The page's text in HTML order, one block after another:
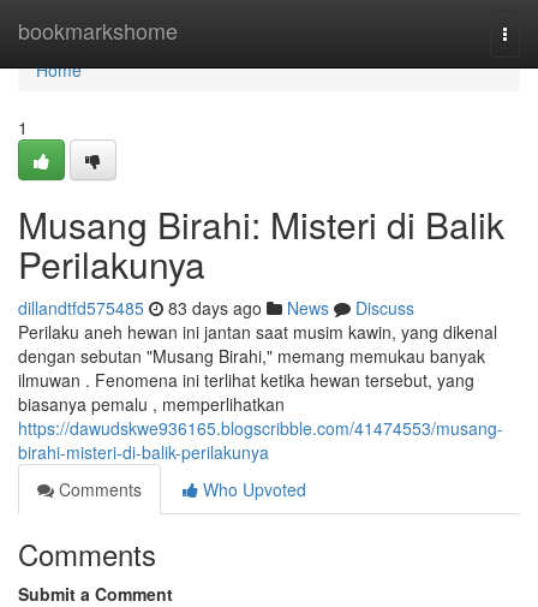
bookmarkshome
Home
Home
1
Musang Birahi: Misteri di Balik
Perilakunya
dillandtfd575485 83 days ago News
Discuss
Perilaku aneh hewan ini jantan saat musim kawin, yang dikenal
dengan sebutan "Musang Birahi," memang memukau banyak
ilmuwan . Fenomena ini terlihat ketika hewan tersebut, yang
biasanya pemalu , memperlihatkan
https://dawudskwe936165.blogscribble.com/41474553/musang-
birahi-misteri-di-balik-perilakunya
Comments
Who Upvoted
Comments
Submit a Comment